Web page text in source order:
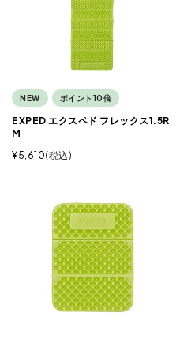
NEW ポイント10倍
EXPED エクスペド フレックス1.5R
M
¥5,610 税込